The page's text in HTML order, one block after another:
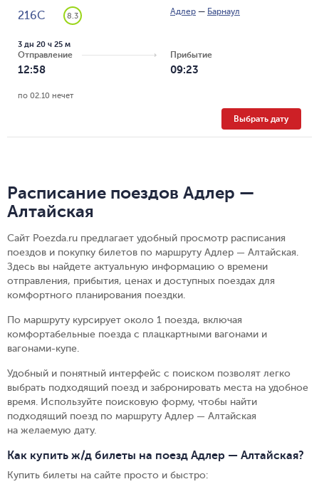
216С 8.3 Адлер — Барнаул
Отправление
12:58
3 дн 20 ч 25 м
Прибытие
09:23
по 02.10 нечет
Выбрать дату
Расписание поездов Адлер —
Алтайская
Сайт Poezda.ru предлагает удобный просмотр расписания
поездов и покупку билетов по маршруту Адлер — Алтайская.
Здесь вы найдете актуальную информацию о времени
отправления, прибытия, ценах и доступных поездах для
комфортного планирования поездки.
По маршруту курсирует около 1 поезда, включая
комфортабельные поезда с плацкартными вагонами и
вагонами-купе.
Удобный и понятный интерфейс с поиском позволят легко
выбрать подходящий поезд и забронировать места на удобное
время. Используйте поисковую форму, чтобы найти
подходящий поезд по маршруту Адлер — Алтайская
на желаемую дату.
Как купить ж/д билеты на поезд Адлер — Алтайская?
Купить билеты на сайте просто и быстро: